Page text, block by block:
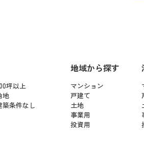
坪以上
地
築条件なし
地域から探す
マンション
戸建て
土地
事業用
投資用